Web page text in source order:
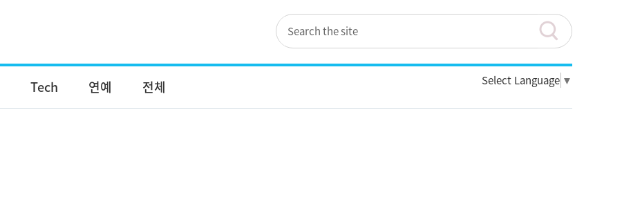
Tech 연예 전체 Select Language ▼